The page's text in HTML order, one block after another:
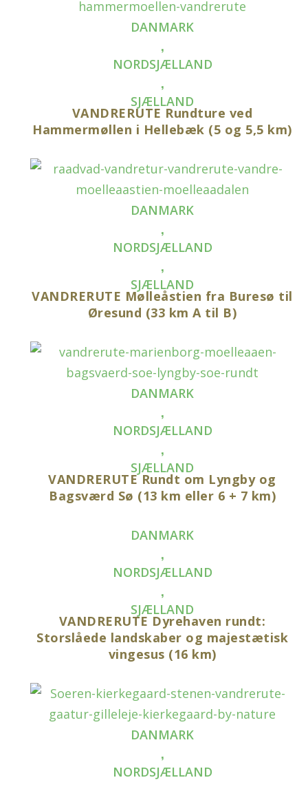
DANMARK
,
NORDSJÆLLAND
,
SJÆLLAND
VANDRERUTE Rundture ved
Hammermøllen i Hellebæk (5 og 5,5 km)
DANMARK
,
NORDSJÆLLAND
,
SJÆLLAND
VANDRERUTE Mølleåstien fra Buresø til
Øresund (33 km A til B)
DANMARK
,
NORDSJÆLLAND
,
SJÆLLAND
VANDRERUTE Rundt om Lyngby og
Bagsværd Sø (13 km eller 6 + 7 km)
DANMARK
,
NORDSJÆLLAND
,
SJÆLLAND
VANDRERUTE Dyrehaven rundt:
Storslåede landskaber og majestætisk
vingesus (16 km)
DANMARK
,
NORDSJÆLLAND